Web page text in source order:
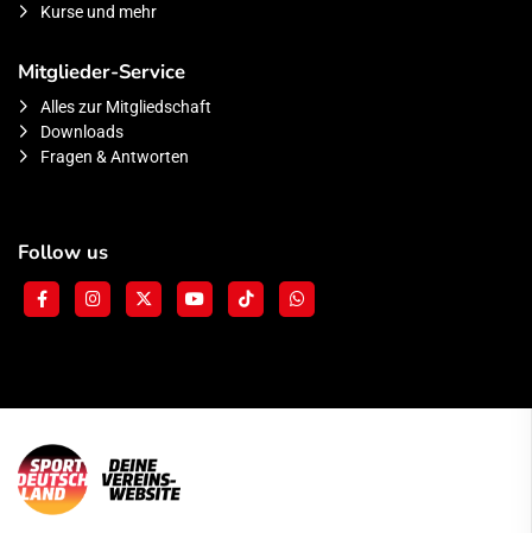
Kurse und mehr
Mitglieder-Service
Alles zur Mitgliedschaft
Downloads
Fragen & Antworten
Follow us